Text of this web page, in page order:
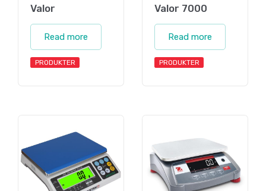
Valor
Read more
PRODUKTER
Valor 7000
Read more
PRODUKTER